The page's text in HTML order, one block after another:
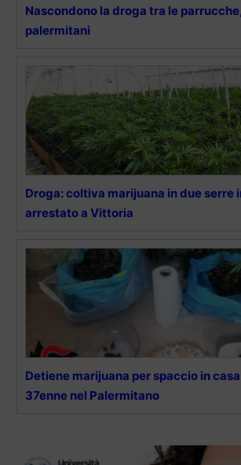
Nascondono la droga tra le
palermitani
Droga: coltiva marijuana in due serre
arrestato a Vittoria
Detiene marijuana per spaccio in
37enne nel Palermitano